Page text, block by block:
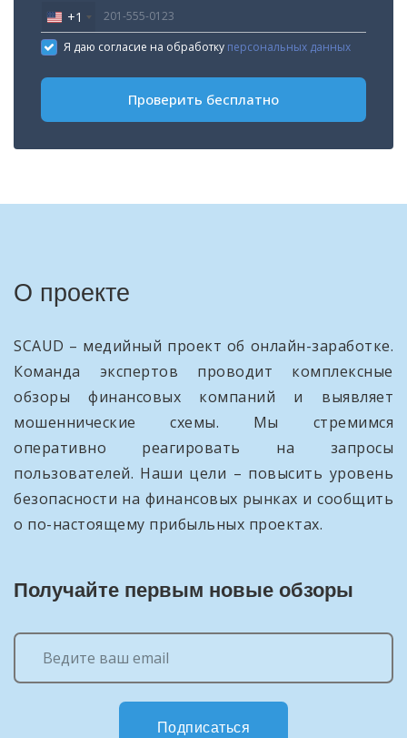
United
States
+1
+1
Я даю согласие на обработку персональных данных
Проверить бесплатно
О проекте
SCAUD – медийный проект об онлайн-заработке.
Команда экспертов проводит комплексные
обзоры финансовых компаний и выявляет
мошеннические схемы. Мы стремимся
оперативно реагировать на запросы
пользователей. Наши цели – повысить уровень
безопасности на финансовых рынках и сообщить
о по-настоящему прибыльных проектах.
Получайте первым новые обзоры
Подписаться